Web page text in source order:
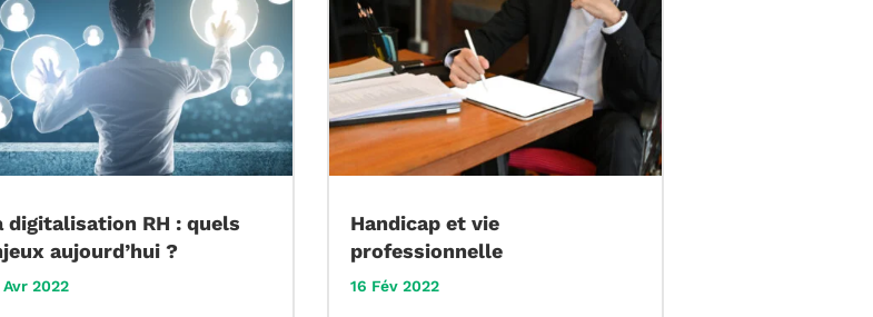
digitalisation RH : quels
aujourd’hui ?
Avr 2022
Handicap et vie
professionnelle
16 Fév 2022